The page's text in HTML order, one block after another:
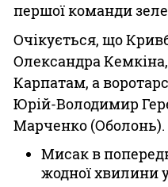
першої команди
Очікується, що
Олександра
Карпатам, а
Юрій-Володимир
Марченко (Оболонь).
Мисак в
жодної хвилини